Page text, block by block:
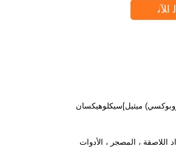
ﺍﻶﻧ
اللاصقة ، المصجر ، الأدوات